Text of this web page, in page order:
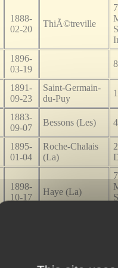
1888-
02-20
ThiÃ©treville
1896-
03-19
1891-
09-23
Saint-Germain-
du-Puy
1883-
09-07
Bessons (Les)
1895-
01-04
Roche-Chalais
(La)
1898-
10-17
Haye (La)